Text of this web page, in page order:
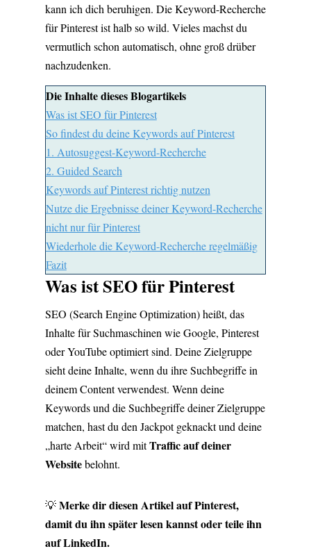
kann ich dich beruhigen. Die Keyword-Recherche
für Pinterest ist halb so wild. Vieles machst du
vermutlich schon automatisch, ohne groß drüber
nachzudenken.
Die Inhalte dieses Blogartikels
Was ist SEO für Pinterest
So findest du deine Keywords auf Pinterest
1. Autosuggest-Keyword-Recherche
2. Guided Search
Keywords auf Pinterest richtig nutzen
Nutze die Ergebnisse deiner Keyword-Recherche
nicht nur für Pinterest
Wiederhole die Keyword-Recherche regelmäßig
Fazit
Was ist SEO für Pinterest
SEO (Search Engine Optimization) heißt, das
Inhalte für Suchmaschinen wie Google, Pinterest
oder YouTube optimiert sind. Deine Zielgruppe
sieht deine Inhalte, wenn du ihre Suchbegriffe in
deinem Content verwendest. Wenn deine
Keywords und die Suchbegriffe deiner Zielgruppe
matchen, hast du den Jackpot geknackt und deine
„harte Arbeit“ wird mitTraffic auf deiner
Websitebelohnt.
💡Merke dir diesen Artikel auf Pinterest,
damit du ihn später lesen kannst oder teile ihn
auf LinkedIn.